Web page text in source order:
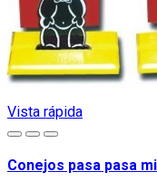
Vista rápida
Conejos pasa pasa